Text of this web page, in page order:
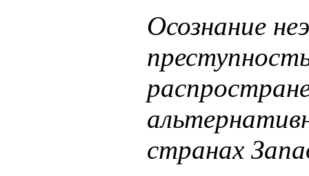
Осознание
странах